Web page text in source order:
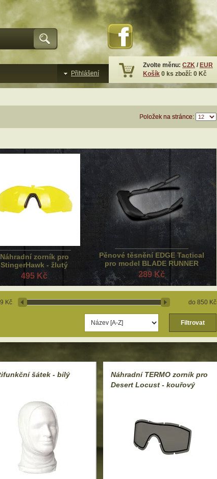
Položek na stránce:
Náhradní zorník pro
StingerHawk - žlutý
495 Kč
Pěnové těsnění EDGE Tactical
pro model BLADE RUNNER
289 Kč
Kč 850 Kč
Filtrovat
šátek - bílý
Náhradní TERMO zorník pro
Desert Locust - kouřový
Přihlášení
Zvolte měnu: CZK / EUR
Košík 0 ks zboží: 0 Kč